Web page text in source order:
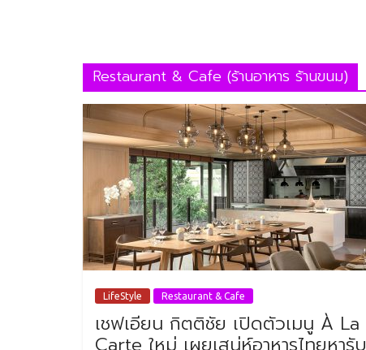
Restaurant & Cafe (ร้านอาหาร ร้านขนม)
LifeStyle Restaurant & Cafe
เชฟเอียน กิตติชัย เปิดตัวเมนู À La